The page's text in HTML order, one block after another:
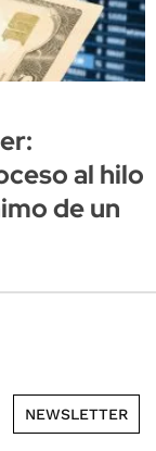
al hilo
de un
NEWSLETTER